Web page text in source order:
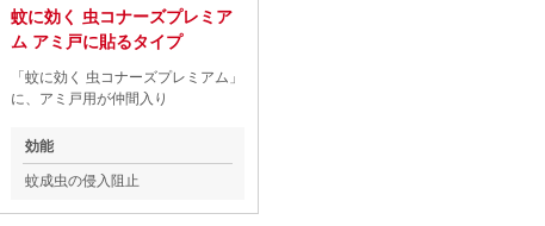
蚊に効く 虫コナーズプレミア
ム アミ戸に貼るタイプ
「蚊に効く 虫コナーズプレミアム」
に、アミ戸用が仲間入り
効能
蚊成虫の侵入阻止